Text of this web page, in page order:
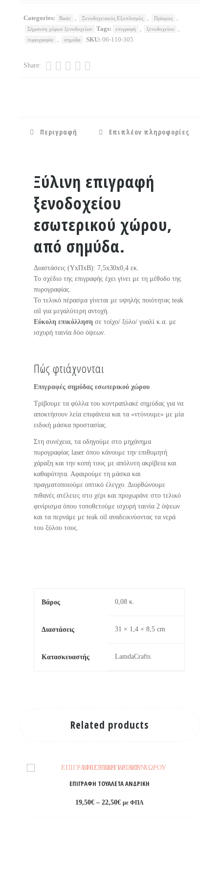
Categories: Basic , Ξενοδοχειακός Εξοπλισμός , Πρίαμος ,
Σήμανση χώρων ξενοδοχείων Tags: επιγραφή , ξενοδοχείου ,
πυρογραφία , σημύδα SKU: 06-110-305
Share:
Περιγραφή Επιπλέον πληροφορίες
Ξύλινη επιγραφή
ξενοδοχείου
εσωτερικού χώρου,
από σημύδα.
Διαστάσεις (ΥxΠxΒ): 7,5x30x0,4 εκ.
Το σχέδιο της επιγραφής έχει γίνει με τη μέθοδο της
πυρογραφίας.
Το τελικό πέρασμα γίνεται με υψηλής ποιότητας teak
oil για μεγαλύτερη αντοχή.
Εύκολη επικόλληση σε τοίχο/ ξύλο/ γυαλί κ.α. με
ισχυρή ταινία δύο όψεων.
Πώς φτιάχνονται
Επιγραφές σημύδας εσωτερικού χώρου
Τρίβουμε τα φύλλα του κοντραπλακέ σημύδας για να
αποκτήσουν λεία επιφάνεια και τα «ντύνουμε» με μία
ειδική μάσκα προστασίας.
Στη συνέχεια, τα οδηγούμε στο μηχάνημα
πυρογραφίας laser όπου κάνουμε την επιθυμητή
χάραξη και την κοπή τους με απόλυτη ακρίβεια και
καθαρότητα. Αφαιρούμε τη μάσκα και
πραγματοποιούμε οπτικό έλεγχο. Διορθώνουμε
πιθανές ατέλειες στο χέρι και προχωράνε στο τελικό
φινίρισμα όπου τοποθετούμε ισχυρή ταινία 2 όψεων
και τα περνάμε με teak oil αναδεικνύοντας τα νερά
του ξύλου τους.
Βάρος 0,08 κ.
Διαστάσεις 31 × 1,4 × 8,5 cm
Κατασκευαστής LamdaCrafts
Related products
ΕΠΙΓΡΑΦΉ ΤΟΥΑΛΈΤΑ ΑΝΔΡΙΚΉ
19,50€ – 22,50€Price
με ΦΠΑ